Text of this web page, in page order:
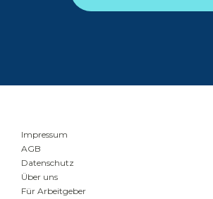
Impressum
AGB
Datenschutz
Über uns
Für Arbeitgeber